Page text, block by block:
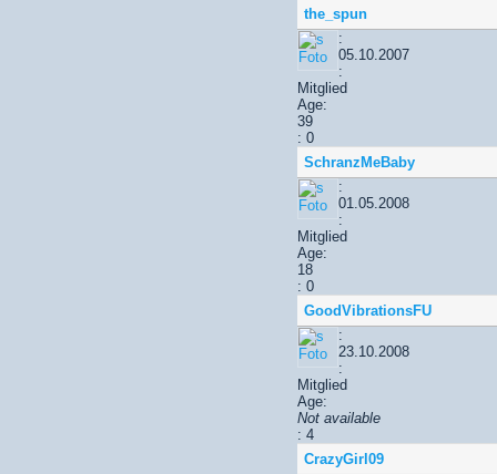
the_spun
:
05.10.2007
:
Mitglied
Age:
39
: 0
SchranzMeBaby
:
01.05.2008
:
Mitglied
Age:
18
: 0
GoodVibrationsFU
:
23.10.2008
:
Mitglied
Age:
Not available
: 4
CrazyGirl09